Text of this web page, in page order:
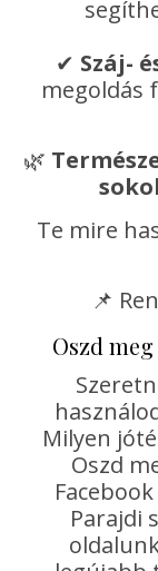
✔ Száj-
megoldás
🌿
Te mire
📌
Oszd
Milyen
Oszd
Parajdi